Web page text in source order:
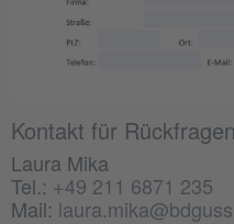
Kontakt für Rückfragen
Laura Mika
Tel.: +49 211 6871 235
Mail: